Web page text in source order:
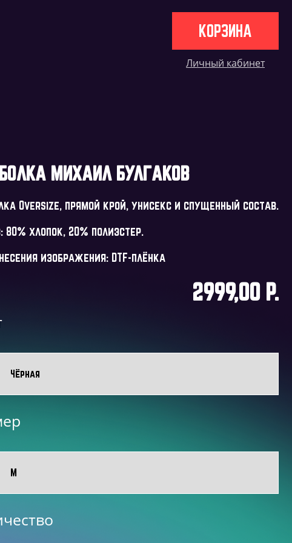
КОРЗИНА
Личный кабинет
МИХАИЛ БУЛГАКОВ
Oversize, прямой крой, унисекс и спущенный состав.
80% хлопок, 20% полиэстер.
изображения: DTF-плёнка
2999,00 P.